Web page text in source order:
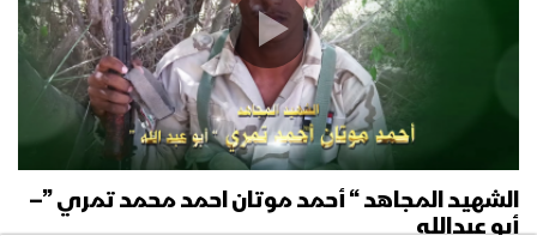
الشهيد المجاهد “ أحمد موتان احمد محمد تمري ”–
أبو عبدالله